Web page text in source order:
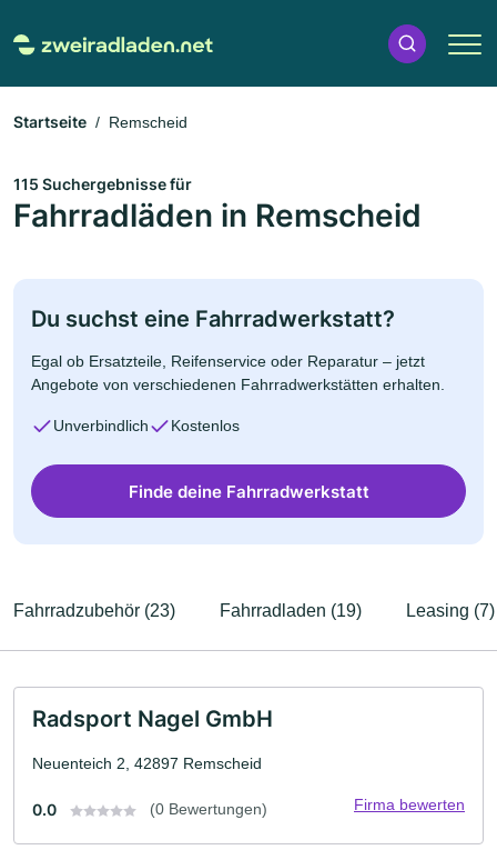
Startseite Remscheid
115 Suchergebnisse für
Fahrradläden in Remscheid
Du suchst eine Fahrradwerkstatt?
Egal ob Ersatzteile, Reifenservice oder Reparatur – jetzt
Angebote von verschiedenen Fahrradwerkstätten erhalten.
Unverbindlich Kostenlos
Finde deine Fahrradwerkstatt
Fahrradzubehör (23) Fahrradladen (19) Leasing (7)
Radsport Nagel GmbH
Neuenteich 2, 42897 Remscheid
0.0 (0 Bewertungen) Firma bewerten